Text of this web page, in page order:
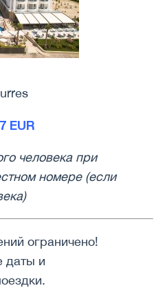
EUR
человека при
номере (если
ограничено!
даты и